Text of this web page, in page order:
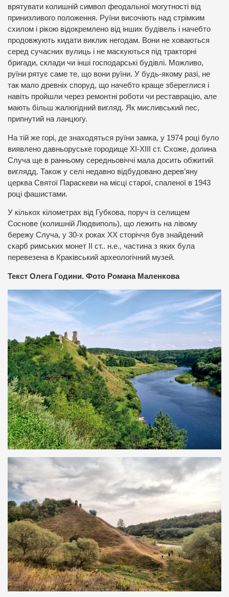
врятувати колишній символ феодальної могутності від
принизливого положення. Руїни височіють над стрімким
схилом і рікою відокремлено від інших будівель і начебто
продовжують кидати виклик негодам. Вони не ховаються
серед сучасних вулиць і не маскуються під тракторні
бригади, склади чи інші господарські будівлі. Можливо,
руїни рятує саме те, що вони руїни. У будь-якому разі, не
так мало древніх споруд, що начебто краще збереглися і
навіть пройшли через ремонтні роботи чи реставрацію, але
мають більш жалюгідний вигляд. Як мисливський пес,
припнутий на ланцюгу.
На тій же горі, де знаходяться руїни замка, у 1974 році було
виявлено давньоруське городище ХІ-ХІІІ ст. Схоже, долина
Случа ще в ранньому середньовіччі мала досить обжитий
виглядд. Також у селі недавно відбудовано дерев’яну
церква Святої Параскеви на місці старої, спаленої в 1943
році фашистами.
У кількох кілометрах від Губкова, поруч із селищем
Соснове (колишній Людвиполь), що лежить на лівому
бережу Случа, у 30-х роках ХХ сторіччя був знайдений
скарб римських монет ІІ ст.. н.е., частина з яких була
перевезена в Краківський археологічний музей.
Текст Олега Години. Фото Романа Маленкова